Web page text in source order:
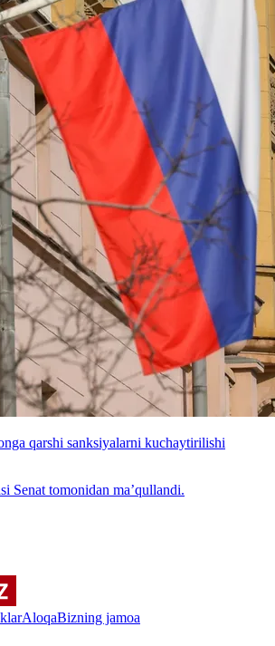
qarshi sanksiyalarni kuchaytirilishi
Senat tomonidan ma’qullandi.
AloqaBizning jamoa